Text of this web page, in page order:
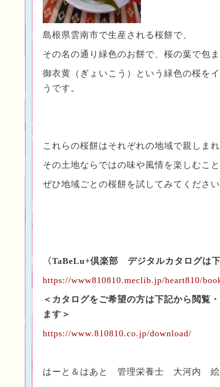
島根県雲南市で生産される桜餅で、
その名の通り緑色のお餅で、桜の葉で包
御衣黄（ぎょいこう）という緑色の桜を
うです。
これらの桜餅はそれぞれの地域で親しま
その土地ならではの味や風情を楽しむこ
ぜひ地域ごとの桜餅を試してみてくださ
〈TaBeLu+倶楽部 デジタルカタログは
https://www810810.meclib.jp/heart810/
＜カタログをご希望の方は下記から閲覧
ます＞
https://www.810810.co.jp/download/
はーと＆はあと 管理栄養士 大河内 絵